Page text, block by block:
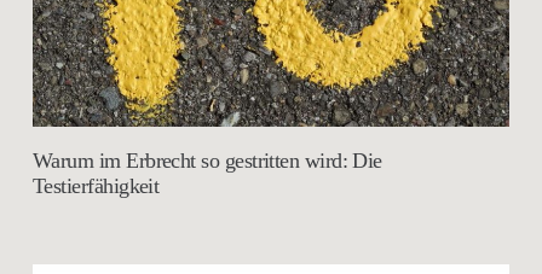
Warum im Erbrecht so gestritten wird: Die
Testierfähigkeit